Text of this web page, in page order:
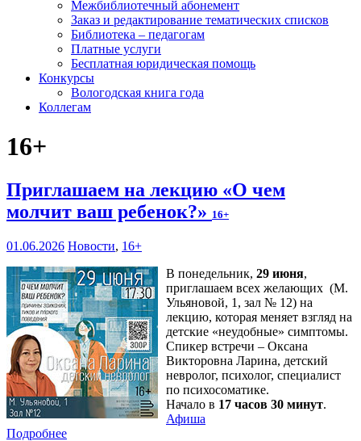
Межбиблиотечный абонемент
Заказ и редактирование тематических списков
Библиотека – педагогам
Платные услуги
Бесплатная юридическая помощь
Конкурсы
Вологодская книга года
Коллегам
16+
Приглашаем на лекцию «О чем
молчит ваш ребенок?» 16+
01.06.2026 Новости, 16+
В понедельник, 29 июня,
приглашаем всех желающих (М.
Ульяновой, 1, зал № 12) на
лекцию, которая меняет взгляд на
детские «неудобные» симптомы.
Спикер встречи – Оксана
Викторовна Ларина, детский
невролог, психолог, специалист
по психосоматике.
Начало в 17 часов 30 минут.
Афиша
Подробнее